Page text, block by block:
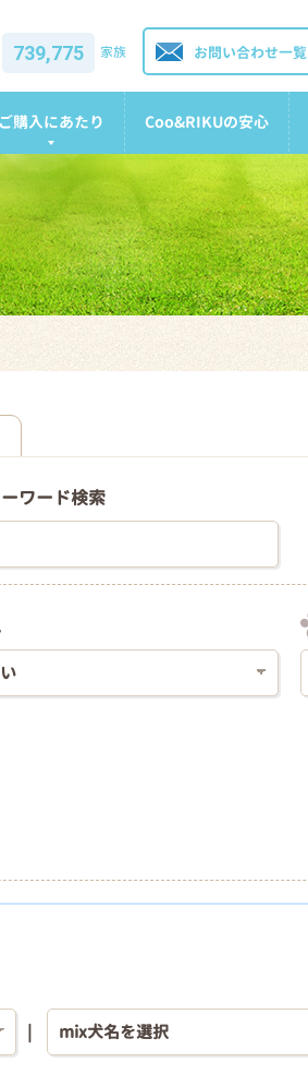
お問い合わせ一覧
739,775 家族
ご購入にあたり Coo&RIKUの安心
ワード検索